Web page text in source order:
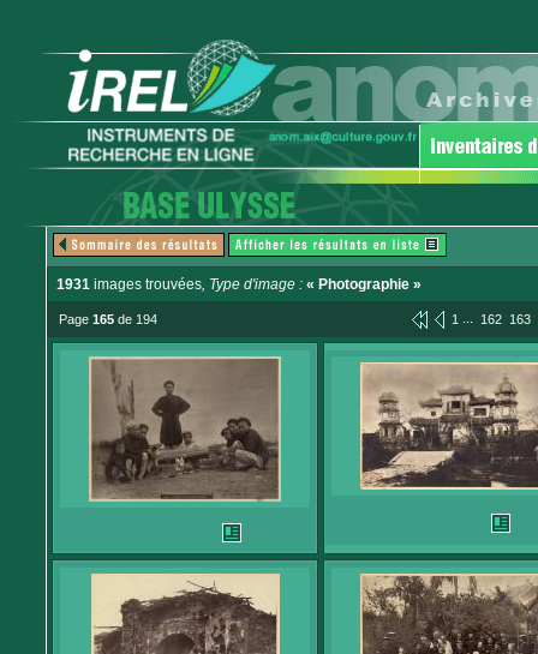
1931 images trouvées, Type d'image : « Photographie »
Page 165 de 194 1 ... 162 163